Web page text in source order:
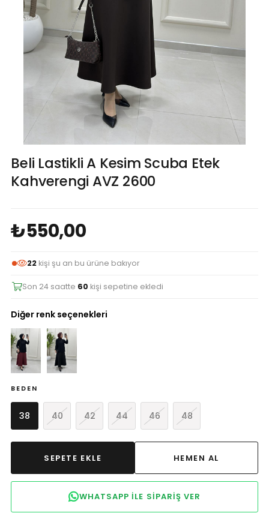
Beli Lastikli A Kesim Scuba Etek
Kahverengi AVZ 2600
₺550,00
22 kişi şu an bu ürüne bakıyor
Son 24 saatte 60 kişi sepetine ekledi
Diğer renk seçenekleri
BEDEN
38 40 42 44 46 48
WHATSAPP ILE SIPARIŞ VER